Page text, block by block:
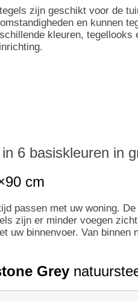
zijn geschikt voor de
en kunnen
kleuren, tegellooks
6 basiskleuren in
cm
passen met uw woning.
zijn er minder voegen
uw binnenvoer. Van binnen
Grey